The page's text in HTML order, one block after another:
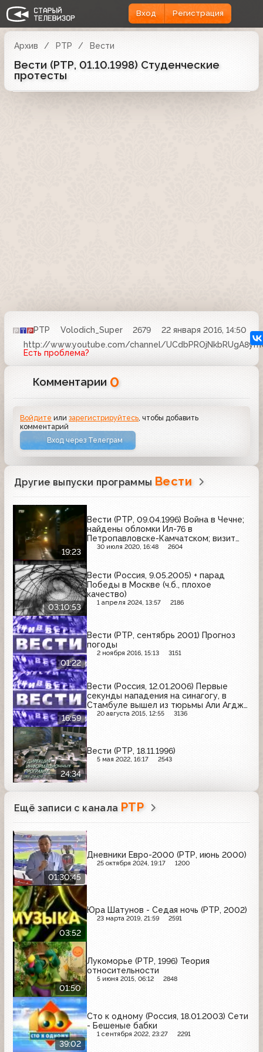
Вход Регистрация
Архив РТР Вести
Вести (РТР, 01.10.1998) Студенческие
протесты
РТР Volodich_Super 2679
22 января 2016, 14:50
http://www.youtube.com/channel/
Есть проблема?
Комментарии 0
Войдите илизарегистрируйтесь , чтобы добавить
комментарий
Вход через Телеграм
Другие выпуски программы Вести
19:23
Вести (РТР, 09.04.1996) Война в Чечне;
найдены обломки Ил-76 в
Петропавловске-Камчатском; визит
президента Польши в Москву;
Македонии
30 июля 2020, 16:48 2604
03:10:53
Вести (Россия, 9.05.2005) + парад
Победы в Москве (ч.б., плохое
качество)
1 апреля 2024, 13:57 2186
01:22
Вести (РТР, сентябрь 2001) Прогноз
погоды
2 ноября 2016, 15:13 3151
16:59
Вести (Россия, 12.01.2006) Первые
секунды нападения на синагогу, в
Стамбуле вышел из тюрьмы Али Агджа,
визит Владимира Путина в Казахстан
20 августа 2015, 12:55 3136
24:34
Вести (РТР, 18.11.1996)
5 мая 2022, 16:17 2543
Ещё записи с канала РТР
01:30:45
Дневники Евро-2000 (РТР, июнь 2000)
25 октября 2024, 19:17 1200
03:52
Юра Шатунов - Седая ночь (РТР, 2002)
23 марта 2019, 21:59 2591
01:50
Лукоморье (РТР, 1996) Теория
относительности
5 июня 2015, 06:12 2848
39:02
Сто к одному (Россия, 18.01.2003) Сети
- Бешеные бабки
1 сентября 2022, 23:27 2291